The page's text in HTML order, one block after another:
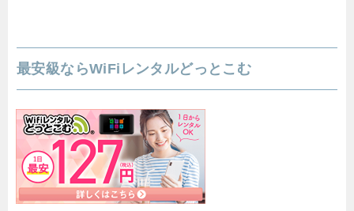
最安級ならWiFiレンタルどっとこむ